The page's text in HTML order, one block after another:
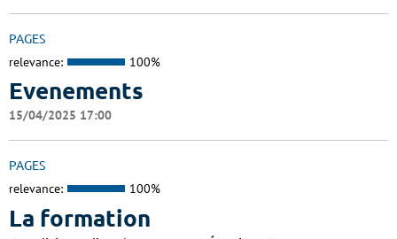
PAGES
relevance: 100%
Evenements
15/04/2025 17:00
PAGES
relevance: 100%
La formation